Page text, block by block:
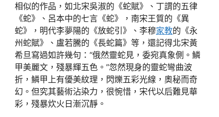
相似的作品，如北宋吳淑的《蛇賦》、丁謂的五律
《蛇》、呂本中的七言《蛇》，南宋王質的《異
蛇》，明代李夢陽的《放蛇引》、李穆家教的《永
州蛇賦》、盧若騰的《長蛇篇》等，還記得北宋黃
希旦寫過如許幾句：“俄然靈蛇見，委宛真象側。鱗
甲美麗文，殘暴輝五色。”忽然現身的靈蛇彎曲波
折，鱗甲上有優美紋理，閃爍五彩光線，奧秘而奇
幻。但究其藝術沾染力，很惋惜，宋代以后難見華
彩，殘暴炊火日漸沉靜。